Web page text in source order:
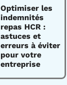
Optimiser les
indemnités
repas HCR :
astuces et
erreurs à éviter
pour votre
entreprise